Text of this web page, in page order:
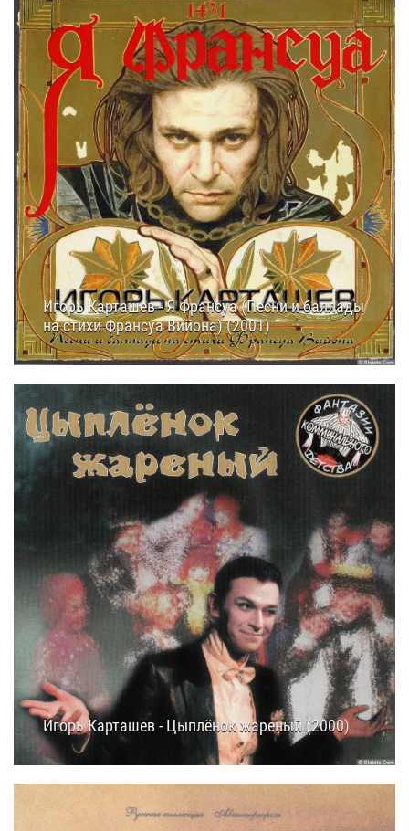
Игорь Карташев - Я Франсуа (Песни и баллады
на стихи Франсуа Вийона) (2001)
24.09.202513:50
Игорь Карташев - Цыплёнок жареный (2000)
19.08.2025 11:20